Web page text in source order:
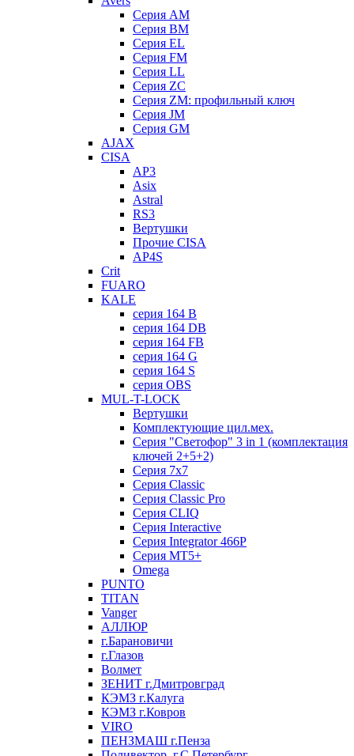
Серия AM
Серия BM
Серия EL
Серия FM
Серия LL
Серия ZC
Серия ZM: профильный ключ
Серия JM
Серия GM
AJAX
CISA
AP3
Asix
Astral
RS3
Вертушки
Прочие CISA
AP4S
Crit
FUARO
KALE
серия 164 B
серия 164 DB
серия 164 FB
серия 164 G
серия 164 S
серия OBS
MUL-T-LOCK
Вертушки
Комплектующие цил.мех.
Серия "Светофор" 3 in 1 (комплектация
ключей 2+5+2)
Серия 7х7
Серия Classic
Серия Classic Pro
Серия CLIQ
Серия Interactive
Серия Integrator 466P
Серия MT5+
Omega
PUNTO
TITAN
Vanger
АЛЛЮР
г.Барановичи
г.Глазов
Волмет
ЗЕНИТ г.Дмитровград
КЭМЗ г.Калуга
КЭМЗ г.Ковров
VIRO
ПЕНЗМАШ г.Пенза